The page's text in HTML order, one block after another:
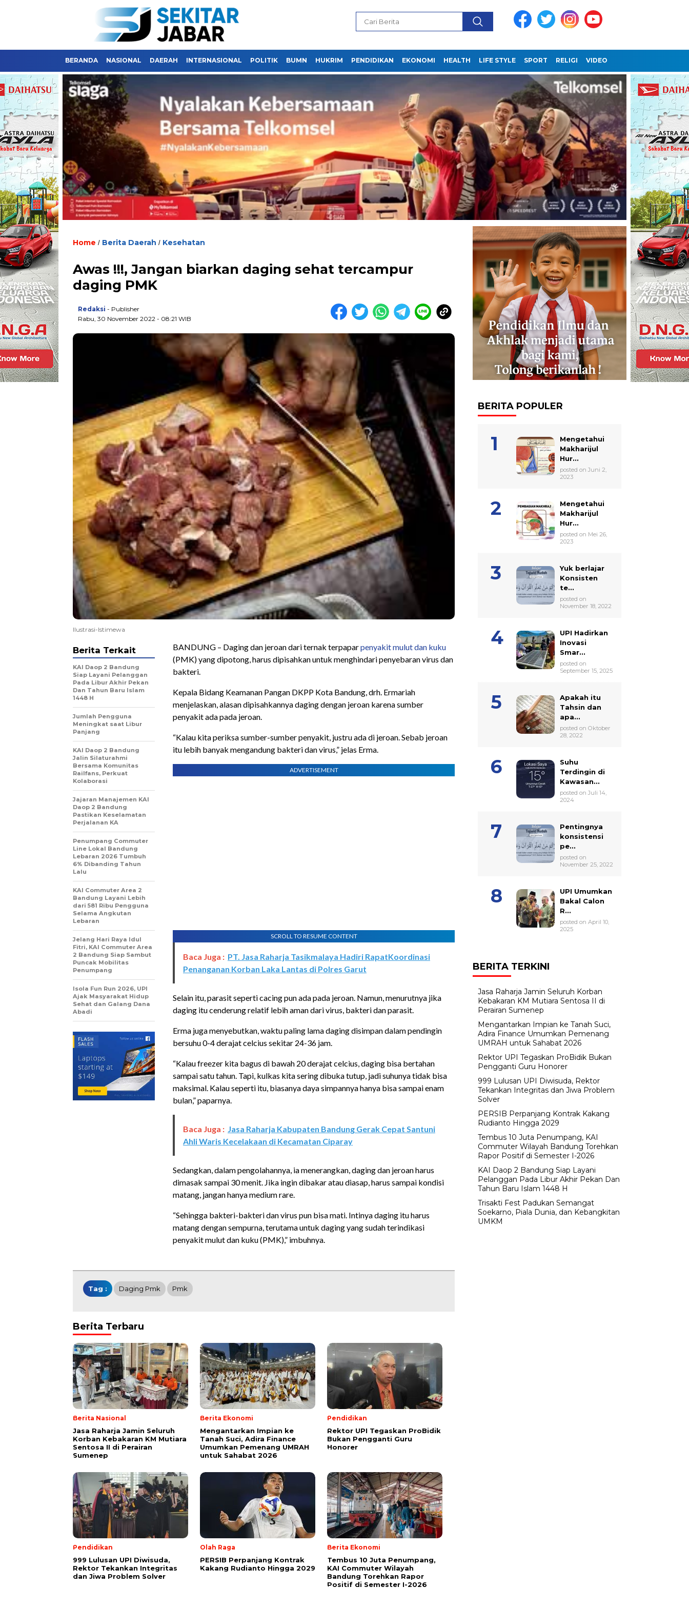
BERANDA NASIONAL DAERAH INTERNASIONAL POLITIK BUMN HUKRIM PENDIDIKAN EKONOMI HEALTH LIFE STYLE SPORT RELIGI VIDEO
Home / Berita Daerah / Kesehatan
Awas !!!, Jangan biarkan daging sehat tercampur
daging PMK
Redaksi - Publisher
Rabu, 30 November 2022 - 08:21 WIB
Ilustrasi-Istimewa
BANDUNG – Daging dan jeroan dari ternak terpaparpenyakit mulut dan kuku
(PMK) yang dipotong, harus dipisahkan untuk menghindari penyebaran virus dan
bakteri.
Kepala Bidang Keamanan Pangan DKPP Kota Bandung, drh. Ermariah
menjelaskan, alasan dipisahkannya daging dengan jeroan karena sumber
penyakit ada pada jeroan.
“Kalau kita periksa sumber-sumber penyakit, justru ada di jeroan. Sebab jeroan
itu lebih banyak mengandung bakteri dan virus,” jelas Erma.
ADVERTISEMENT
SCROLL TO RESUME CONTENT
Baca Juga : PT. Jasa Raharja Tasikmalaya Hadiri RapatKoordinasi
Penanganan Korban Laka Lantas di Polres Garut
Selain itu, parasit seperti cacing pun ada pada jeroan. Namun, menurutnya jika
daging itu cenderung relatif lebih aman dari virus, bakteri dan parasit.
Erma juga menyebutkan, waktu paling lama daging disimpan dalam pendingin
bersuhu 0-4 derajat celcius sekitar 24-36 jam.
“Kalau freezer kita bagus di bawah 20 derajat celcius, daging bisa bertahan
sampai satu tahun. Tapi, kulkas kita sering dibuka tutup, jadi suhunya tidak bisa
maksimal. Kalau seperti itu, biasanya daya simpannya hanya bisa sampai enam
bulan,” paparnya.
Baca Juga : Jasa Raharja Kabupaten Bandung Gerak Cepat Santuni
Ahli Waris Kecelakaan di Kecamatan Ciparay
Sedangkan, dalam pengolahannya, ia menerangkan, daging dan jeroan harus
dimasak sampai 30 menit. Jika ingin dibakar atau diasap, harus sampai kondisi
matang, jangan hanya medium rare.
“Sehingga bakteri-bakteri dan virus pun bisa mati. Intinya daging itu harus
matang dengan sempurna, terutama untuk daging yang sudah terindikasi
penyakit mulut dan kuku (PMK),” imbuhnya.
Berita Terkait
KAI Daop 2 Bandung
Siap Layani Pelanggan
Pada Libur Akhir Pekan
Dan Tahun Baru Islam
1448 H
Jumlah Pengguna
Meningkat saat Libur
Panjang
KAI Daop 2 Bandung
Jalin Silaturahmi
Bersama Komunitas
Railfans, Perkuat
Kolaborasi
Jajaran Manajemen KAI
Daop 2 Bandung
Pastikan Keselamatan
Perjalanan KA
Penumpang Commuter
Line Lokal Bandung
Lebaran 2026 Tumbuh
6% Dibanding Tahun
Lalu
KAI Commuter Area 2
Bandung Layani Lebih
dari 581 Ribu Pengguna
Selama Angkutan
Lebaran
Jelang Hari Raya Idul
Fitri, KAI Commuter Area
2 Bandung Siap Sambut
Puncak Mobilitas
Penumpang
Isola Fun Run 2026, UPI
Ajak Masyarakat Hidup
Sehat dan Galang Dana
Abadi
Tag : Daging Pmk Pmk
Berita Terbaru
Berita Nasional
Jasa Raharja Jamin Seluruh
Korban Kebakaran KM Mutiara
Sentosa II di Perairan
Sumenep
Berita Ekonomi
Mengantarkan Impian ke
Tanah Suci, Adira Finance
Umumkan Pemenang UMRAH
untuk Sahabat 2026
Pendidikan
Rektor UPI Tegaskan ProBidik
Bukan Pengganti Guru
Honorer
Pendidikan
999 Lulusan UPI Diwisuda,
Rektor Tekankan Integritas
dan Jiwa Problem Solver
Olah Raga
PERSIB Perpanjang Kontrak
Kakang Rudianto Hingga 2029
Berita Ekonomi
Tembus 10 Juta Penumpang,
KAI Commuter Wilayah
Bandung Torehkan Rapor
Positif di Semester I-2026
BERITA POPULER
Mengetahui
Makharijul
Hur...
posted on Juni 2,
2023
Mengetahui
Makharijul
Hur...
posted on Mei 26,
2023
Yuk berlajar
Konsisten
te...
posted on
November 18, 2022
UPI Hadirkan
Inovasi
Smar...
posted on
September 15, 2025
Apakah itu
Tahsin dan
apa...
posted on Oktober
28, 2022
Suhu
Terdingin di
Kawasan...
posted on Juli 14,
2024
Pentingnya
konsistensi
pe...
posted on
November 25, 2022
UPI Umumkan
Bakal Calon
R...
posted on April 10,
2025
BERITA TERKINI
Jasa Raharja Jamin Seluruh Korban
Kebakaran KM Mutiara Sentosa II di
Perairan Sumenep
Mengantarkan Impian ke Tanah Suci,
Adira Finance Umumkan Pemenang
UMRAH untuk Sahabat 2026
Rektor UPI Tegaskan ProBidik Bukan
Pengganti Guru Honorer
999 Lulusan UPI Diwisuda, Rektor
Tekankan Integritas dan Jiwa Problem
Solver
PERSIB Perpanjang Kontrak Kakang
Rudianto Hingga 2029
Tembus 10 Juta Penumpang, KAI
Commuter Wilayah Bandung Torehkan
Rapor Positif di Semester I-2026
KAI Daop 2 Bandung Siap Layani
Pelanggan Pada Libur Akhir Pekan Dan
Tahun Baru Islam 1448 H
Trisakti Fest Padukan Semangat
Soekarno, Piala Dunia, dan Kebangkitan
UMKM